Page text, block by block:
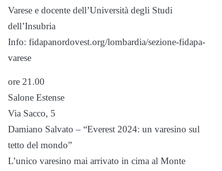
Varese e docente dell’Università degli Studi
dell’Insubria
Info: fidapanordovest.org/lombardia/sezione-fidapa-
varese
ore 21.00
Salone Estense
Via Sacco, 5
Damiano Salvato – “Everest 2024: un varesino sul
tetto del mondo”
L’unico varesino mai arrivato in cima al Monte